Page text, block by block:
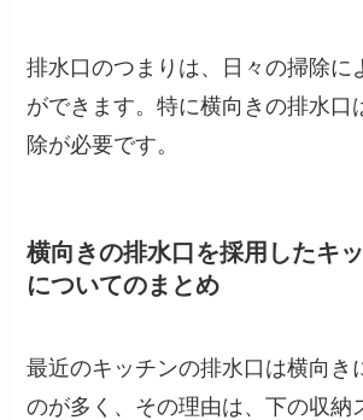
排水口のつまりは、日々の掃除に
ができます。特に横向きの排水口
除が必要です。
横向きの排水口を採用したキ
についてのまとめ
最近のキッチンの排水口は横向き
のが多く、その理由は、下の収納